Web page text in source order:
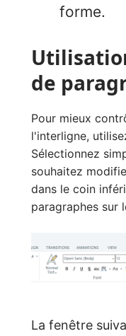
forme.
de
Pour mieux
l'interligne,
Sélectionnez
souhaitez
dans le coin
paragraphes sur
La fenêtre